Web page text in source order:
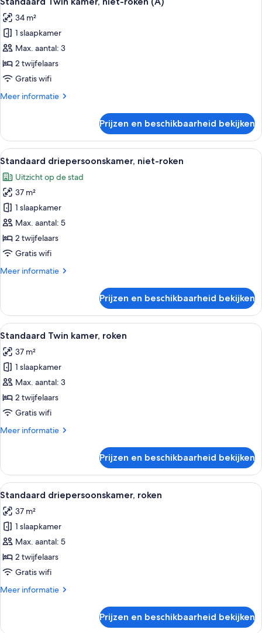
kamers
met
tussendeur
foto's
voor
Standaard
Twin
kamer,
niet-
(A)
34 m²
1 slaapkamer
Max. aantal: 3
2 twijfelaars
Gratis wifi
Meer informatie
Meer
Twin
kamer,
niet-
(A)
Prijzen en beschikbaarheid bekijken
Alle
foto's
voor
Standaard
driepersoonskamer,
niet-
roken
laden
Een hotelkamer met twee bedden,
3
Standaard driepersoonskamer, niet-roken
Uitzicht op de stad
37 m²
1 slaapkamer
Max. aantal: 5
2 twijfelaars
Gratis wifi
Meer informatie
Meer
driepersoonskamer,
niet-
roken
Prijzen en beschikbaarheid bekijken
Alle
foto's
voor
Standaard
Twin
kamer,
roken
Een hotelkamer met twee bedden,
3
Standaard Twin kamer, roken
37 m²
1 slaapkamer
Max. aantal: 3
2 twijfelaars
Gratis wifi
Meer informatie
Meer
Twin
kamer,
roken
Prijzen en beschikbaarheid bekijken
Alle
foto's
voor
Standaard
driepersoonskamer,
roken
laden
Een hotelkamer met twee bedden,
3
Standaard driepersoonskamer, roken
37 m²
1 slaapkamer
Max. aantal: 5
2 twijfelaars
Gratis wifi
Meer informatie
Meer
Prijzen en beschikbaarheid bekijken